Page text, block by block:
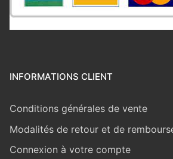
INFORMATIONS CLIENT
Conditions générales de vente
Modalités de retour et de
Connexion à votre compte